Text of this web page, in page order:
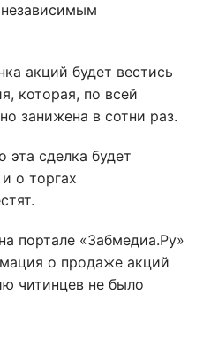
акций будет вестись
которая, по всей
занижена в сотни раз.
эта сделка будет
о торгах
портале «Забмедиа.Ру»
о продаже акций
читинцев не было